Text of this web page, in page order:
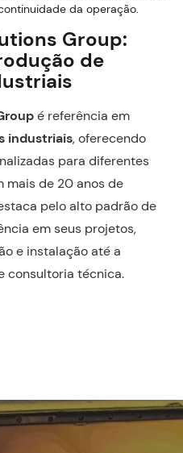
da operação.
Group:
de
é referência em
industriais, oferecendo
para diferentes
mais de 20 anos de
pelo alto padrão de
em seus projetos,
e instalação até a
consultoria técnica.